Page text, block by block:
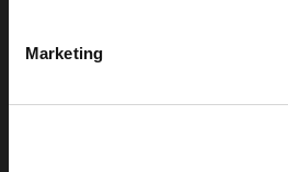
Marketing
Diverse